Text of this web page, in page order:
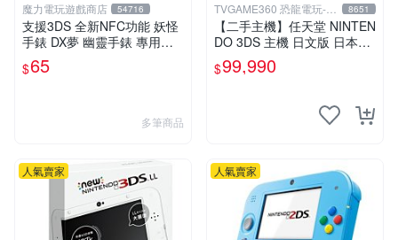
魔力電玩遊戲商店 54716
支援3DS 全新NFC功能 妖怪
手錶 DX夢 幽靈手錶 專用徽
章 夢04 妖氣解放 魔法能量釋
放 單包【板橋魔力】
$65
多筆商品
TVGAME360 恐龍電玩-台
中店
8651
【二手主機】任天堂 NINTEN
DO 3DS 主機 日文版 日本機
日規機 附原廠充電器 宇宙黑
裸裝【台中恐龍電玩】
$99,990
人氣賣家 人氣賣家